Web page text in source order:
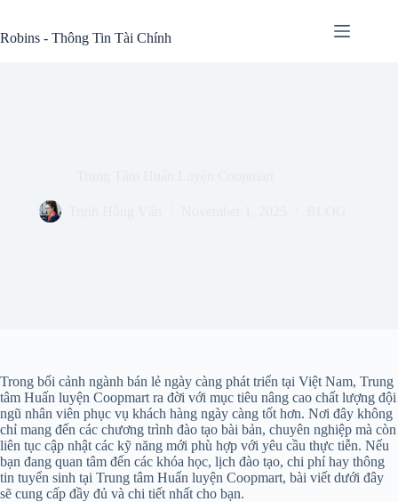
content
Robins - Thông Tin Tài Chính
Trong bối cảnh ngành bán lẻ ngày càng phát triển tại Việt Nam, Trung
tâm Huấn luyện Coopmart ra đời với mục tiêu nâng cao chất lượng đội
ngũ nhân viên phục vụ khách hàng ngày càng tốt hơn. Nơi đây không
chỉ mang đến các chương trình đào tạo bài bản, chuyên nghiệp mà còn
liên tục cập nhật các kỹ năng mới phù hợp với yêu cầu thực tiễn. Nếu
bạn đang quan tâm đến các khóa học, lịch đào tạo, chi phí hay thông
tin tuyển sinh tại Trung tâm Huấn luyện Coopmart, bài viết dưới đây
sẽ cung cấp đầy đủ và chi tiết nhất cho bạn.